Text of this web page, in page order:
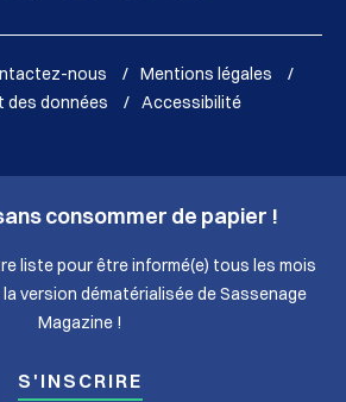
Sassenage
Instagram
(nouvelle
fenêtre)
Sassenage
Youtube
(nouvelle
fenêtre)
Sassenage
LinkedIn
(nouvelle
fenêtre)
Sassenage
Tik
Tok
(nouvelle
fenêtre)
nous
Mentions légales
des données
Accessibilité
consommer de papier !
liste pour être informé(e) tous les mois
version dématérialisée de Sassenage
Magazine !
S'INSCRIRE